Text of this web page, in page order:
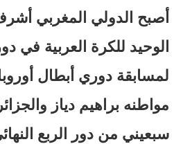
أصبح الدولي المغربي
الوحيد للكرة العربية في
لمسابقة دوري أبطال
مواطنه براهيم دياز
سبعيني من دور الربع